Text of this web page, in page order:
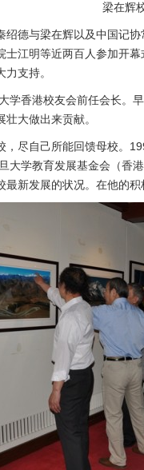
梁在辉
德与梁在辉以及中国记
江明等近两百人参加开
支持。
学香港校友会前任会长。
大做出来贡献。
尽自己所能回馈母校。
大学教育发展基金会（香
新发展的状况。在他的